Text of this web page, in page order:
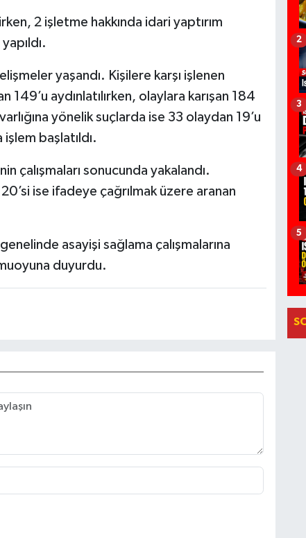
2 işletme hakkında idari yaptırım
yaşandı. Kişilere karşı işlenen
aydınlatılırken, olaylara karışan 184
yönelik suçlarda ise 33 olaydan 19’u
başlatıldı.
çalışmaları sonucunda yakalandı.
ise ifadeye çağrılmak üzere aranan
asayişi sağlama çalışmalarına
duyurdu.
2
3
4
5